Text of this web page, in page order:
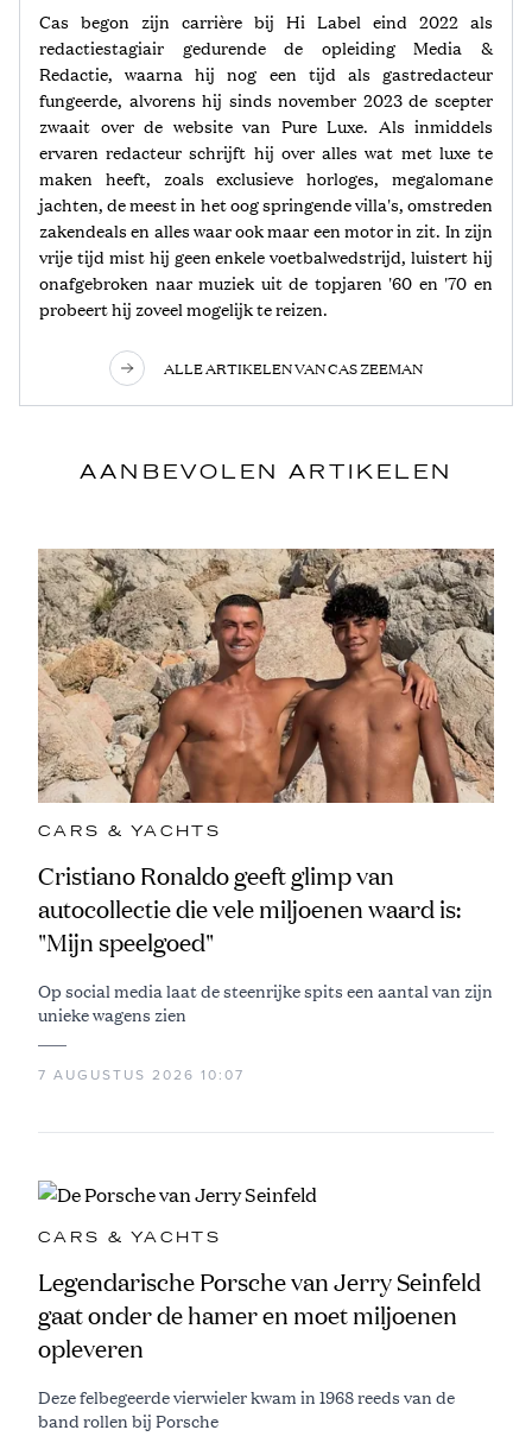
Cas begon zijn carrière bij Hi Label eind 2022 als
redactiestagiair gedurende de opleiding Media &
Redactie, waarna hij nog een tijd als gastredacteur
fungeerde, alvorens hij sinds november 2023 de scepter
zwaait over de website van Pure Luxe. Als inmiddels
ervaren redacteur schrijft hij over alles wat met luxe te
maken heeft, zoals exclusieve horloges, megalomane
jachten, de meest in het oog springende villa's, omstreden
zakendeals en alles waar ook maar een motor in zit. In zijn
vrije tijd mist hij geen enkele voetbalwedstrijd, luistert hij
onafgebroken naar muziek uit de topjaren '60 en '70 en
probeert hij zoveel mogelijk te reizen.
ALLE ARTIKELEN VAN CAS ZEEMAN
AANBEVOLEN ARTIKELEN
CARS & YACHTS
Cristiano Ronaldo geeft glimp van
autocollectie die vele miljoenen waard is:
"Mijn speelgoed"
Op social media laat de steenrijke spits een aantal van zijn
unieke wagens zien
7 AUGUSTUS 2026 10:07
CARS & YACHTS
Legendarische Porsche van Jerry Seinfeld
gaat onder de hamer en moet miljoenen
opleveren
Deze felbegeerde vierwieler kwam in 1968 reeds van de
band rollen bij Porsche